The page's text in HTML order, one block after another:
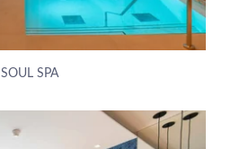
SOUL SPA